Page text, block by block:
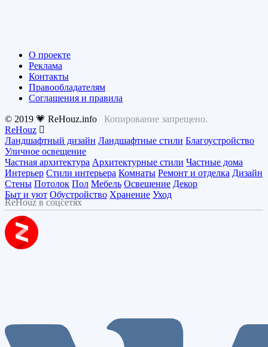
О проекте
Реклама
Контакты
Правообладателям
Соглашения и правила
© 2019 💗 ReHouz.info Копирование запрещено.
ReHouz
Ландшафтный дизайн Ландшафтные стили Благоустройство
Уличное освещение
Частная архитектура Архитектурные стили Частные дома
Интерьер Стили интерьера Комнаты Ремонт и отделка Дизайн
Стены Потолок Пол Мебель Освещение Декор
Быт и уют Обустройство Хранение Уход
ReHouz в соцсетях